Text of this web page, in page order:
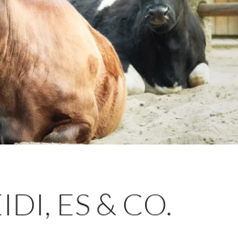
ES & CO.